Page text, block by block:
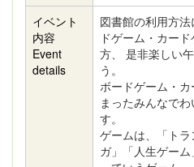
イベント
内容
Event
details
図書館の利用方
ドゲーム・カー
方、 是非楽しい
う。
ボードゲーム・
まったみんなで
す。
ゲームは、「ト
ガ」「人生ゲー